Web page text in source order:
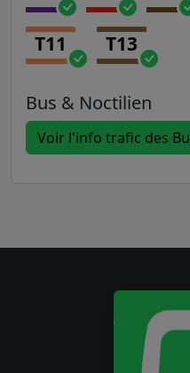
T11 T13
Bus & Noctilien
Voir l'info trafic des